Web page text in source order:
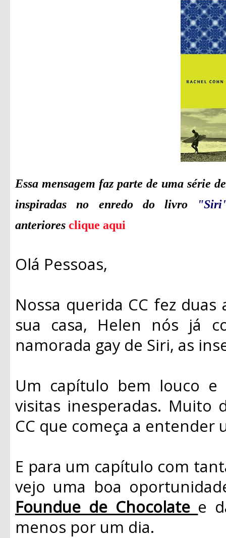
Essa mensagem faz parte de uma série
inspiradas no enredo do livro
anteriores clique aqui
Olá Pessoas,
Nossa querida CC fez
sua casa, Helen nós já
namorada gay de Siri, as
Um capítulo bem louco
visitas inesperadas. Muito
CC que começa a entender
E para um capítulo com
vejo uma boa
Foundue de Chocolate e
menos por um dia.